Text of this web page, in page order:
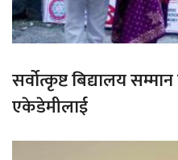
सर्वोत्कृष्ट बिद्यालय
एकेडेमीलाई